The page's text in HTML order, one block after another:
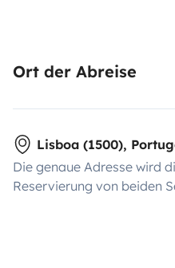
Ort der Abreise
Lisboa (1500),
Die genaue Adresse wird
Reservierung von beiden